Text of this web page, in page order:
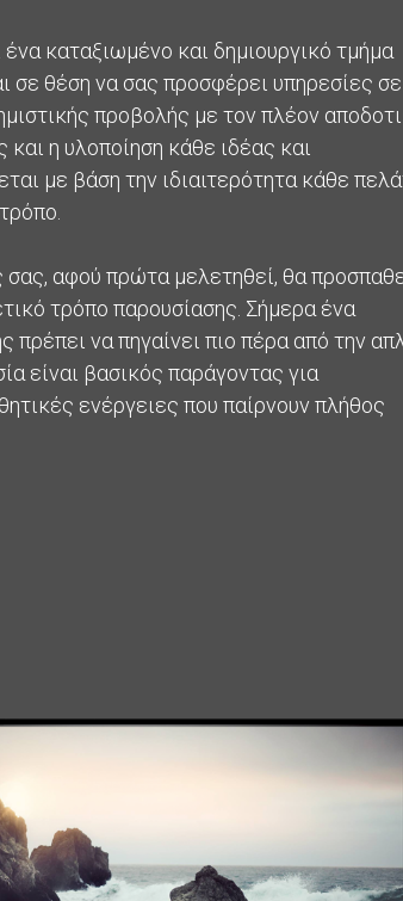
καταξιωμένο και δημιουργικό τμήμα
σε θέση να σας προσφέρει υπηρεσίες σε
προβολής με τον πλέον
η υλοποίηση κάθε ιδέας και
με βάση την ιδιαιτερότητα κάθε
αφού πρώτα μελετηθεί, θα
τρόπο παρουσίασης. Σήμερα ένα
πρέπει να πηγαίνει πιο πέρα από την
είναι βασικός παράγοντας για
ενέργειες που παίρνουν πλήθος